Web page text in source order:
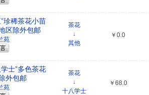
珍稀茶花小苗
区除外包邮
苑
茶花
↓
其他
￥0.0
士”多色茶花
外包邮
苑
茶花
↓
十八学士
￥68.0